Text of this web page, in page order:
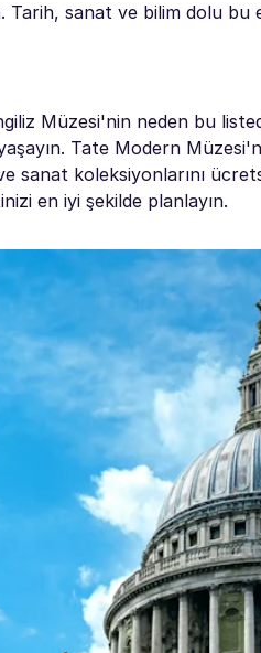
Tarih, sanat ve bilim dolu bu
Müzesi'nin neden bu
Tate Modern
sanat koleksiyonlarını
en iyi şekilde planlayın.